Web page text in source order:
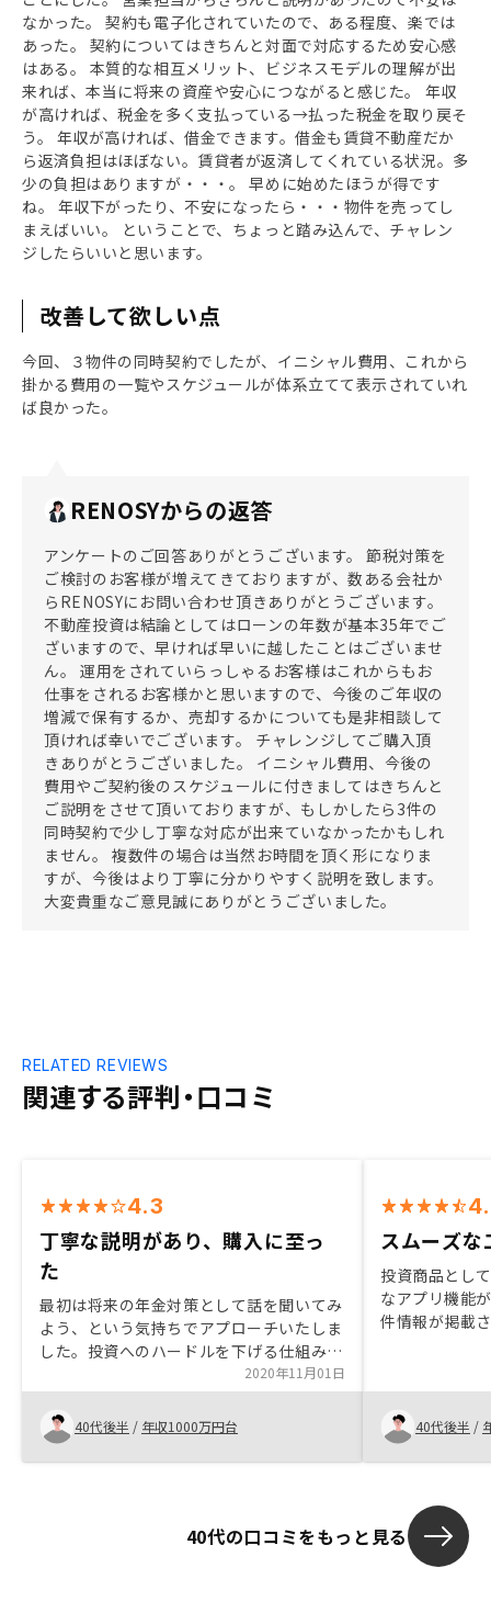
なかった。 契約も電子化されていたので、ある程度、楽では
あった。 契約についてはきちんと対面で対応するため安心感
はある。 本質的な相互メリット、ビジネスモデルの理解が出
来れば、本当に将来の資産や安心につながると感じた。 年収
が高ければ、税金を多く支払っている→払った税金を取り戻そ
う。 年収が高ければ、借金できます。借金も賃貸不動産だか
ら返済負担はほぼない。賃貸者が返済してくれている状況。多
少の負担はありますが・・・。 早めに始めたほうが得です
ね。 年収下がったり、不安になったら・・・物件を売ってし
まえばいい。 ということで、ちょっと踏み込んで、チャレン
ジしたらいいと思います。
改善して欲しい点
今回、３物件の同時契約でしたが、イニシャル費用、これから
掛かる費用の一覧やスケジュールが体系立てて表示されていれ
ば良かった。
RENOSYからの返答
アンケートのご回答ありがとうございます。 節税対策を
ご検討のお客様が増えてきておりますが、数ある会社か
らRENOSYにお問い合わせ頂きありがとうございます。
不動産投資は結論としてはローンの年数が基本35年でご
ざいますので、早ければ早いに越したことはございませ
ん。 運用をされていらっしゃるお客様はこれからもお
仕事をされるお客様かと思いますので、今後のご年収の
増減で保有するか、売却するかについても是非相談して
頂ければ幸いでございます。 チャレンジしてご購入頂
きありがとうございました。 イニシャル費用、今後の
費用やご契約後のスケジュールに付きましてはきちんと
ご説明をさせて頂いておりますが、もしかしたら3件の
同時契約で少し丁寧な対応が出来ていなかったかもしれ
ません。 複数件の場合は当然お時間を頂く形になりま
すが、今後はより丁寧に分かりやすく説明を致します。
大変貴重なご意見誠にありがとうございました。
関連する評判・口コミ
RELATED REVIEWS
4.3
丁寧な説明があり、購入に至っ
た
最初は将来の年金対策として話を聞いてみ
よう、という気持ちでアプローチいたしま
した。投資へのハードルを下げる仕組みづ
くりを徹底的におこなっていただいてお
り、それをわかりやすく説明いただきまし
た。契約後も気になることはなんでも気軽
に質問させていただいています。
2020年11月01日
40代後半 / 年収1000万円台
スムーズな
投資商品とし
なアプリ機能
件情報が掲載
で購入せず、
して順次購入
ースで買い増
信力の残額が
算があると良
40代後半 /
40代の口コミをもっと見る